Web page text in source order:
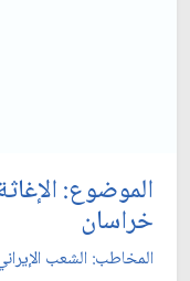
الموضوع:
خراسان‏
المخاطب: الشعب